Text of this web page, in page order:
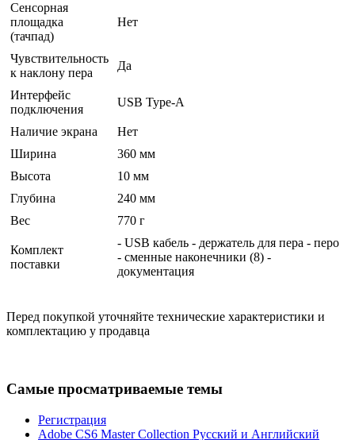
Сенсорная
площадка
(тачпад)
Нет
Чувствительность
к наклону пера
Да
Интерфейс
подключения
USB Type-A
Наличие экрана
Нет
Ширина
360 мм
Высота
10 мм
Глубина
240 мм
Вес
770 г
Комплект
поставки
- USB кабель - держатель для пера - перо
- сменные наконечники (8) -
документация
Перед покупкой уточняйте технические характеристики и
комплектацию у продавца
Самые просматриваемые темы
Регистрация
Adobe CS6 Master Collection Русский и Английский